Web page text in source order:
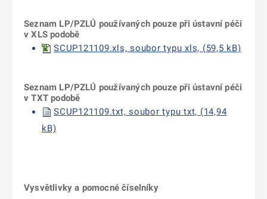
Seznam LP/PZLÚ používaných pouze při ústavní péči
v XLS podobě
SCUP121109.xls, soubor typu xls, (59,5 kB)
Seznam LP/PZLÚ používaných pouze při ústavní péči
v TXT podobě
SCUP121109.txt, soubor typu txt, (14,94
kB)
Vysvětlivky a pomocné číselníky